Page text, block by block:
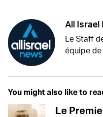
All Israel
Le Staff
équipe
You might also like to
Le